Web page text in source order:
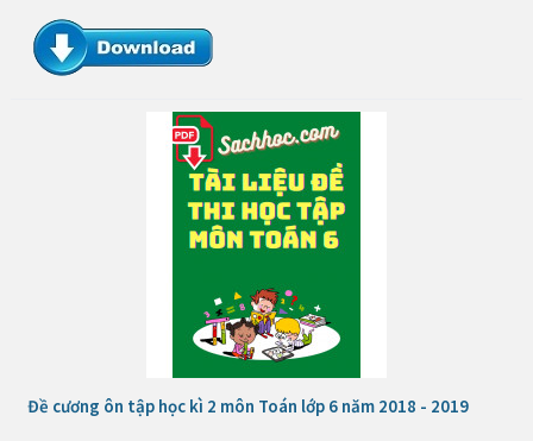
Đề cương ôn tập học kì 2 môn Toán lớp 6 năm 2018 - 2019